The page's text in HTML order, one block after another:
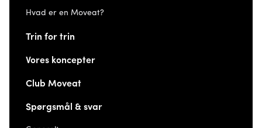
Hvad er en Moveat?
Trin for trin
Vores koncepter
Club Moveat
Spørgsmål & svar